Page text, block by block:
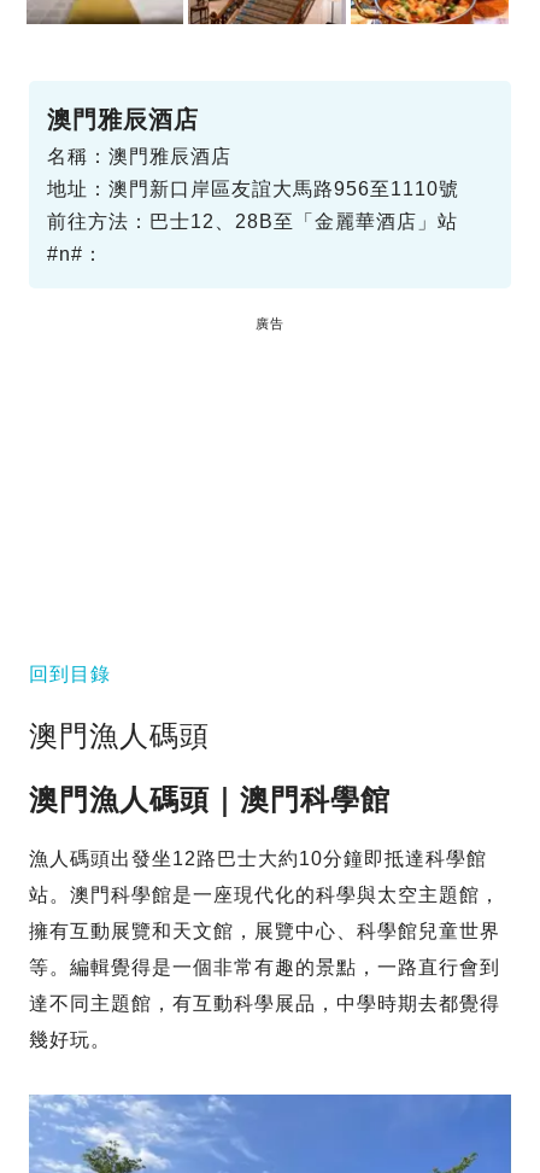
澳門雅辰酒店
名稱：澳門雅辰酒店
地址：澳門新口岸區友誼大馬路956至1110號
前往方法：巴士12、28B至「金麗華酒店」站
#n#：
廣告
回到目錄
澳門漁人碼頭
澳門漁人碼頭｜澳門科學館
漁人碼頭出發坐12路巴士大約10分鐘即抵達科學館
站。澳門科學館是一座現代化的科學與太空主題館，
擁有互動展覽和天文館，展覽中心、科學館兒童世界
等。編輯覺得是一個非常有趣的景點，一路直行會到
達不同主題館，有互動科學展品，中學時期去都覺得
幾好玩。